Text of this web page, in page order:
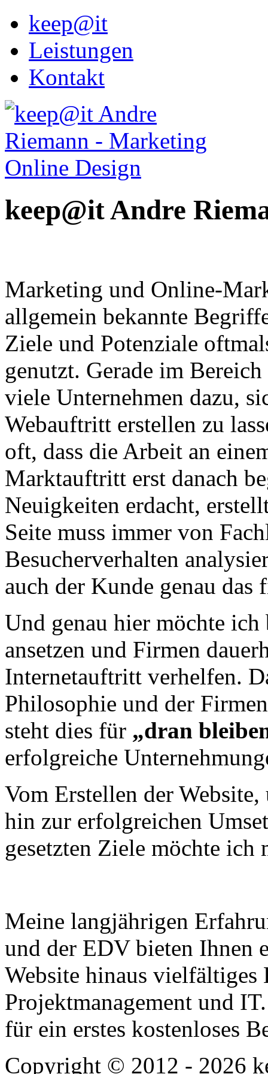
keep@it
Leistungen
Kontakt
keep@it Andre
Marketing und Online-
allgemein bekannte
Ziele und Potenziale
genutzt. Gerade im
viele Unternehmen dazu,
Webauftritt erstellen zu
oft, dass die Arbeit an
Marktauftritt erst danach
Neuigkeiten erdacht,
Seite muss immer von
Besucherverhalten
auch der Kunde genau
Und genau hier möchte ich
ansetzen und Firmen
Internetauftritt verhelfen.
Philosophie und der
steht dies für „dran
erfolgreiche
Vom Erstellen der
hin zur erfolgreichen
gesetzten Ziele möchte ich
Meine langjährigen
und der EDV bieten Ihnen
Website hinaus
Projektmanagement und
für ein erstes kostenloses
Copyright © 2012 - 2026